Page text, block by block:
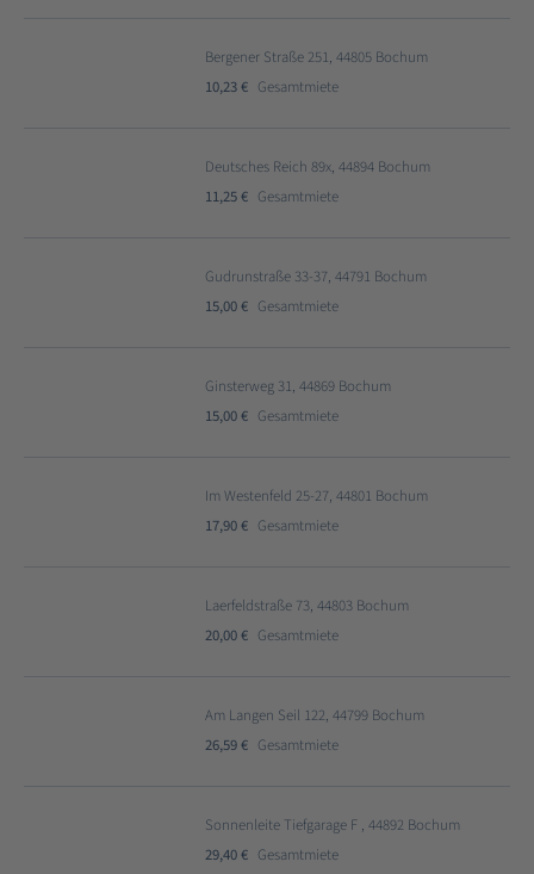
Bergener Straße 251, 44805 Bochum
10,23 € Gesamtmiete
Deutsches Reich 89x, 44894 Bochum
11,25 € Gesamtmiete
Gudrunstraße 33-37, 44791 Bochum
15,00 € Gesamtmiete
Ginsterweg 31, 44869 Bochum
15,00 € Gesamtmiete
Im Westenfeld 25-27, 44801 Bochum
17,90 € Gesamtmiete
Laerfeldstraße 73, 44803 Bochum
20,00 € Gesamtmiete
Am Langen Seil 122, 44799 Bochum
26,59 € Gesamtmiete
Sonnenleite Tiefgarage F , 44892 Bochum
29,40 € Gesamtmiete